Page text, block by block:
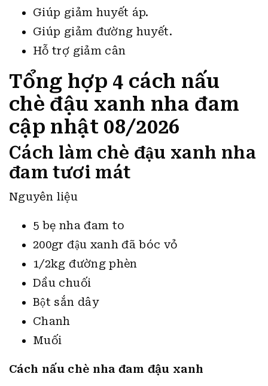
Giúp giảm huyết áp.
Giúp giảm đường huyết.
Hỗ trợ giảm cân
Tổng hợp 4 cách nấu
chè đậu xanh nha đam
cập nhật 08/2026
Cách làm chè đậu xanh nha
đam tươi mát
Nguyên liệu
5 bẹ nha đam to
200gr đậu xanh đã bóc vỏ
1/2kg đường phèn
Dầu chuối
Bột sắn dây
Chanh
Muối
Cách nấu chè nha đam đậu xanh